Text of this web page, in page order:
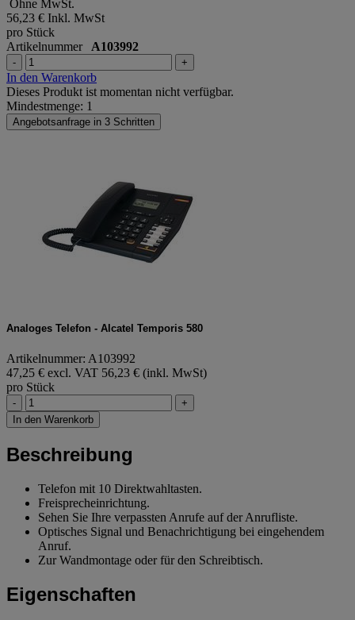
Ohne MwSt.
56,23 € Inkl. MwSt
pro Stück
Artikelnummer A103992
- +
In den Warenkorb
Dieses Produkt ist momentan nicht verfügbar.
Mindestmenge: 1
Angebotsanfrage in 3 Schritten
Analoges Telefon - Alcatel Temporis 580
Artikelnummer: A103992
47,25 € excl. VAT 56,23 € (inkl. MwSt)
pro Stück
-
+
In den Warenkorb
Beschreibung
Telefon mit 10 Direktwahltasten.
Freisprecheinrichtung.
Sehen Sie Ihre verpassten Anrufe auf der Anrufliste.
Optisches Signal und Benachrichtigung bei eingehendem
Anruf.
Zur Wandmontage oder für den Schreibtisch.
Eigenschaften